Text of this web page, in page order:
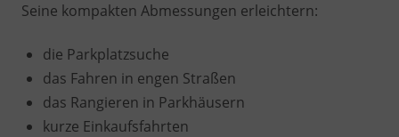
Seine kompakten Abmessungen erleichtern:
die Parkplatzsuche
das Fahren in engen Straßen
das Rangieren in Parkhäusern
kurze Einkaufsfahrten